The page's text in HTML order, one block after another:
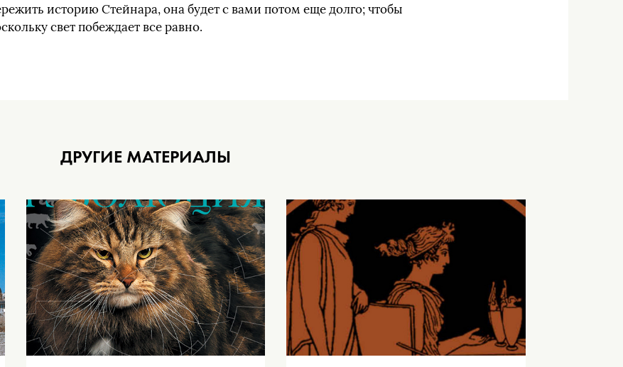
историю Стейнара, она будет с вами потом еще долго; чтобы
свет побеждает все равно.
ДРУГИЕ МАТЕРИАЛЫ